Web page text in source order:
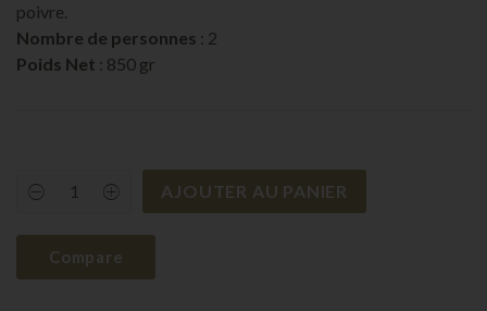
poivre.
Nombre de personnes : 2
Poids Net : 850 gr
Poulet
de
terre
2
AJOUTER AU PANIER
Compare